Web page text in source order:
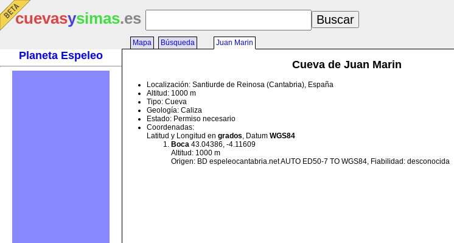
cuevasysimas.es
Planeta Espeleo
Mapa Búsqueda Juan Marin
Cueva de Juan Marin
Localización: Santiurde de Reinosa (Cantabria), España
Altitud: 1000 m
Tipo: Cueva
Geología: Caliza
Estado: Permiso necesario
Coordenadas:
Latitud y Longitud en grados, Datum WGS84
Boca 43.04386, -4.11609
Altitud: 1000 m
Origen: BD espeleocantabria.net AUTO ED50-7 TO WGS84, Fiabilidad: desconocida